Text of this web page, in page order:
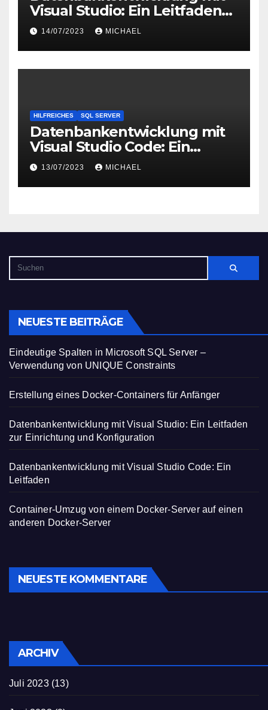
Visual Studio: Ein Leitfaden
zur Einrichtung und
Konfiguration
14/07/2023 MICHAEL
HILFREICHES SQL SERVER
Datenbankentwicklung mit
Visual Studio Code: Ein
Leitfaden
13/07/2023 MICHAEL
NEUESTE BEITRÄGE
Eindeutige Spalten in Microsoft SQL Server –
Verwendung von UNIQUE Constraints
Erstellung eines Docker-Containers für Anfänger
Datenbankentwicklung mit Visual Studio: Ein Leitfaden
zur Einrichtung und Konfiguration
Datenbankentwicklung mit Visual Studio Code: Ein
Leitfaden
Container-Umzug von einem Docker-Server auf einen
anderen Docker-Server
NEUESTE KOMMENTARE
ARCHIV
Juli 2023(13)